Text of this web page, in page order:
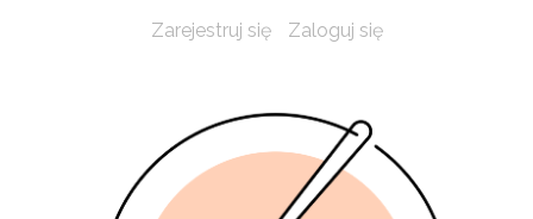
Zarejestruj się Zaloguj się